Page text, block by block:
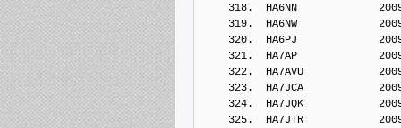
318.  HA6NN
319.  HA6NW
320.  HA6PJ
321.  HA7AP
322.  HA7AVU
323.  HA7JCA
324.  HA7JQK
325.  HA7JTR